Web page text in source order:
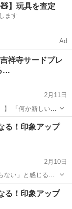
市政権の経済政策
】玩具を査定
ます
Ad
祥寺サードプレ
…
2月11日
こ
デザインやアート
思っ
西友
る！印象アップ
2月10日
ない」と感じるこ
ラーや骨格診断を
性”を知るための
会場
る！印象アップ